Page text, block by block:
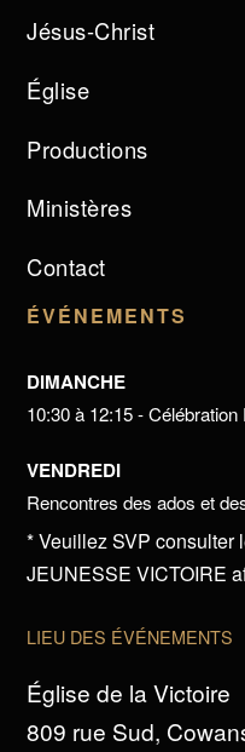
Jésus-Christ
Église
Productions
Ministères
Contact
ÉVÉNEMENTS
DIMANCHE
10:30 à 12:15 -
VENDREDI
Rencontres des ados et
* Veuillez SVP consulter
JEUNESSE VICTOIRE
LIEU DES ÉVÉNEMENTS
Église de la Victoire
809 rue Sud,